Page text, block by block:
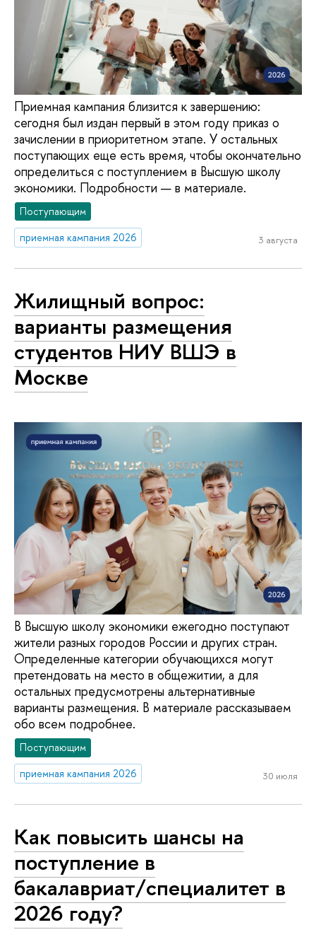
Приемная кампания близится к завершению:
сегодня был издан первый в этом году приказ о
зачислении в приоритетном этапе. У остальных
поступающих еще есть время, чтобы окончательно
определиться с поступлением в Высшую школу
экономики. Подробности — в материале.
Поступающим
приемная кампания 2026
3 августа
Жилищный вопрос:
варианты размещения
студентов НИУ ВШЭ в
Москве
В Высшую школу экономики ежегодно поступают
жители разных городов России и других стран.
Определенные категории обучающихся могут
претендовать на место в общежитии, а для
остальных предусмотрены альтернативные
варианты размещения. В материале рассказываем
обо всем подробнее.
Поступающим
приемная кампания 2026
30 июля
Как повысить шансы на
поступление в
бакалавриат/специалитет в
2026 году?